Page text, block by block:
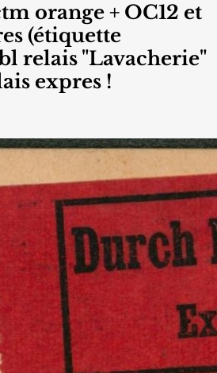
orange + OC12 et
(étiquette
relais "Lavacherie"
expres !